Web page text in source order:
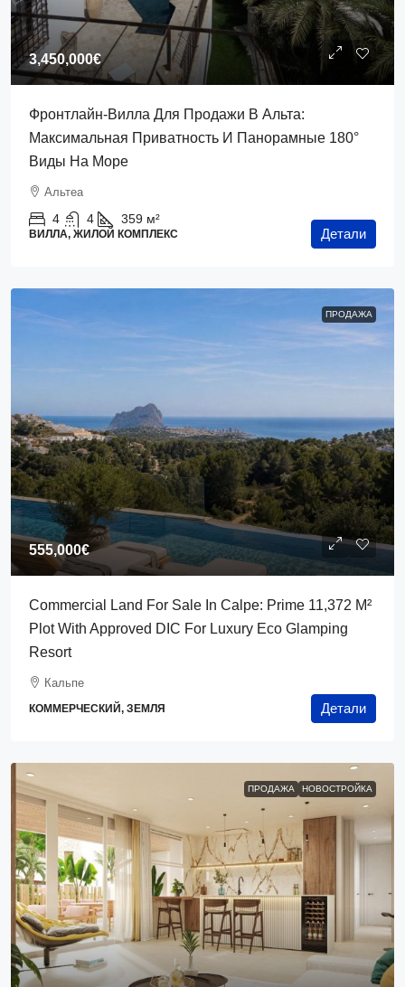
3,450,000€
Фронтлайн-Вилла Для Продажи В Альта:
Максимальная Приватность И Панорамные 180°
Виды На Море
Альтеа
4 4 359 м²
ВИЛЛА, ЖИЛОЙ КОМПЛЕКС Детали
ПРОДАЖА
555,000€
Commercial Land For Sale In Calpe: Prime 11,372 M²
Plot With Approved DIC For Luxury Eco Glamping
Resort
Кальпе
КОММЕРЧЕСКИЙ, ЗЕМЛЯ Детали
ПРОДАЖА НОВОСТРОЙКА